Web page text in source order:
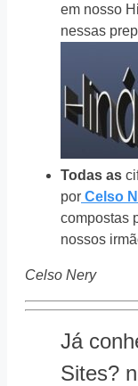
em nosso
nessas
Todas as
por Celso
compostas
nossos
Celso Nery
Já
Sites?